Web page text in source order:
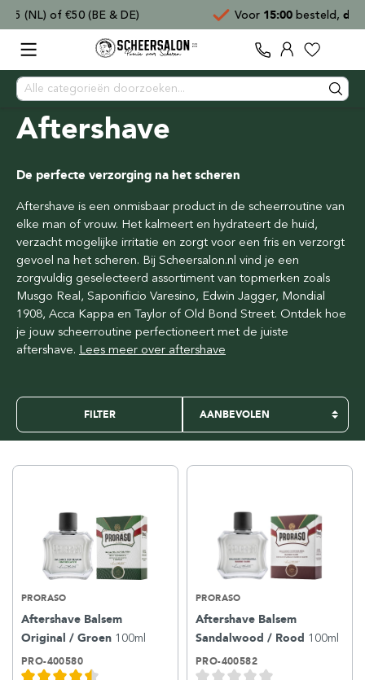
Voor15:00 direct verzonden
Aftershave
De perfecte verzorging na het scheren
Aftershave is een onmisbaar product in de scheerroutine van
elke man of vrouw. Het kalmeert en hydrateert de huid,
verzacht mogelijke irritatie en zorgt voor een fris en verzorgt
gevoel na het scheren. Bij Scheersalon.nl vind je een
zorgvuldig geselecteerd assortiment van topmerken zoals
Musgo Real, Saponificio Varesino, Edwin Jagger, Mondial
1908, Acca Kappa en Taylor of Old Bond Street. Ontdek hoe
je jouw scheerroutine perfectioneert met de juiste
aftershave. Lees meer over aftershave
FILTER
PRORASO
Aftershave Balsem
Original / Groen 100ml
PRO-400580
PRORASO
Aftershave Balsem
Sandalwood / Rood 100ml
PRO-400582